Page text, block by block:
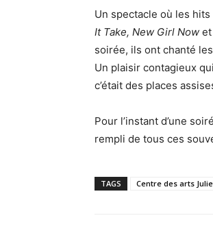
Un spectacle où les
It Take, New Girl Now
soirée, ils ont chanté
Un plaisir contagieux
c’était des places
Pour l’instant d’une
rempli de tous ces
TAGS Centre des arts